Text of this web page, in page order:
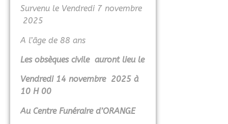
Survenu le Vendredi 7 novembre
2025
A l’âge de 88 ans
Les obsèques civile auront lieu le
Vendredi 14 novembre 2025 à
10 H 00
Au Centre Funéraire d’ORANGE